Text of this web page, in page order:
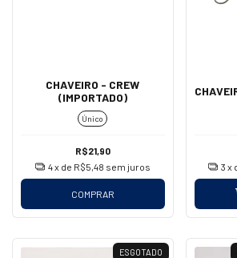
CHAVEIRO - CREW
(IMPORTADO)
Único
R$21,90
4x de R$5,48 sem juros
COMPRAR
3 x
ESGOTADO